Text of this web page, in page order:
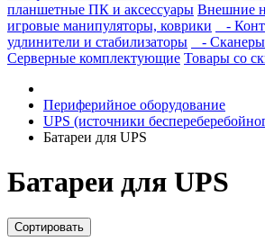
планшетные ПК и аксессуары Внешние
игровые манипуляторы, коврики
-
удлинители и стабилизаторы
- Сканеры
Серверные комплектующие Товары со
Периферийное оборудование
UPS (источники
Батареи для UPS
Батареи для UPS
Сортировать